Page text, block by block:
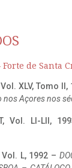
Forte de Santa
XLV, Tomo II,
nos Açores nos
Vol. LI-LII,
L, 1992 –